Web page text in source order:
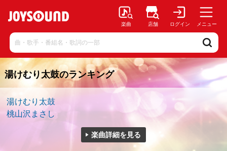
楽曲 店舗 ログイン メニュー
湯けむり太鼓のランキング
湯けむり太鼓
桃山沢まさし
楽曲詳細を見る